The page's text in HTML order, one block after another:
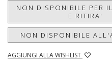
NON DISPONIBILE PER
E RITIRA'
NON DISPONIBILE
AGGIUNGI ALLA WISHLIST